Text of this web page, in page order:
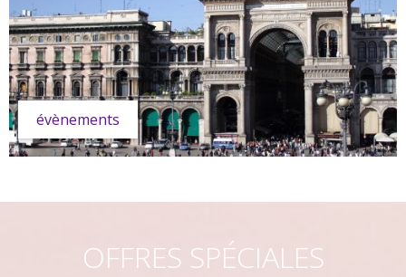
évènements
OFFRES SPÉCIALES